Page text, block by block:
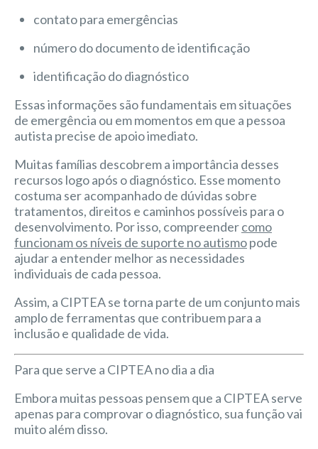
contato para emergências
número do documento de identificação
identificação do diagnóstico
Essas informações são fundamentais em situações
de emergência ou em momentos em que a pessoa
autista precise de apoio imediato.
Muitas famílias descobrem a importância desses
recursos logo após o diagnóstico. Esse momento
costuma ser acompanhado de dúvidas sobre
tratamentos, direitos e caminhos possíveis para o
desenvolvimento. Por isso, compreendercomo
funcionam os níveis de suporte no autismopode
ajudar a entender melhor as necessidades
individuais de cada pessoa.
Assim, a CIPTEA se torna parte de um conjunto mais
amplo de ferramentas que contribuem para a
inclusão e qualidade de vida.
Para que serve a CIPTEA no dia a dia
Embora muitas pessoas pensem que a CIPTEA serve
apenas para comprovar o diagnóstico, sua função vai
muito além disso.